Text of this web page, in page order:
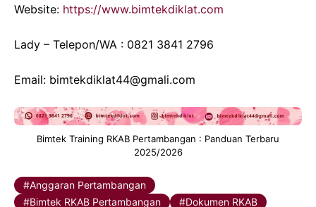
Website: https://www.bimtekdiklat.com
Lady – Telepon/WA : 0821 3841 2796
Email: bimtekdiklat44@gmali.com
Bimtek Training RKAB Pertambangan : Panduan Terbaru
2025/2026
Anggaran Pertambangan
Bimtek RKAB Pertambangan
Dokumen RKAB